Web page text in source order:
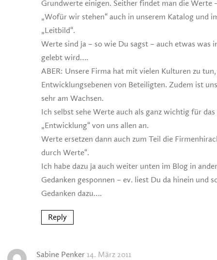
Grundwerte einigen. Seither findet man die Werte
„Wofür wir stehen“ auch in unserem Katalog und
„Leitbild“.
Werte sind ja – so wie Du sagst – auch etwas was
gelebt wird….
ABER: Unsere Firma hat mit vielen Kulturen zu
Entwicklungsebenen von Beteiligten. Zudem ist
sehr am Wachsen.
Ich selbst sehe Werte auch als ganz wichtig für das
„Entwicklung“ von uns allen an.
Werte ersetzen dann auch zum Teil die
durch Werte“.
Ich habe dazu ja auch weiter unten im Blog in
Gedanken gesponnen – ev. liest Du da hinein und
Gedanken dazu….
Reply
Sabine Penker 14. März 2011